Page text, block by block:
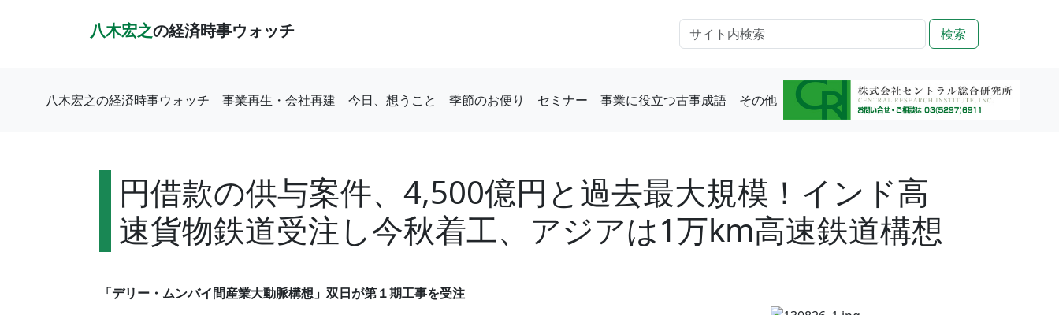
八木宏之の経済時事ウォッチ 検索
八木宏之の経済時事ウォッチ 事業再生・会社再建 今日、想うこと 季節のお便り セミナー 事業に役立つ古事成語 その他
円借款の供与案件、4,500億円と過去最大規模！インド高
速貨物鉄道受注し今秋着工、アジアは1万km高速鉄道構想
「デリー・ムンバイ間産業大動脈構想」双日が第１期工事を受注